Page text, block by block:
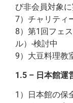
び非会員対象
7）チャリティ
8）第1回フェ
ル）-検討中
9）大豆料理
1.5 – 日本館運
1）日本館の保